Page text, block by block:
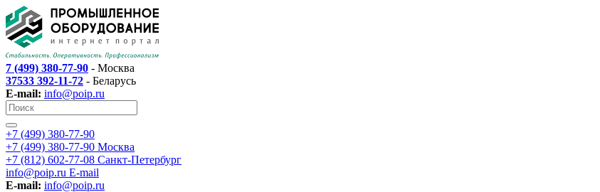
7 (499) 380-77-90 - Москва
37533 392-11-72 - Беларусь
E-mail: info@poip.ru
+7 (499) 380-77-90
+7 (499) 380-77-90 Москва
+7 (812) 602-77-08 Санкт-Петербург
info@poip.ru E-mail
E-mail: info@poip.ru